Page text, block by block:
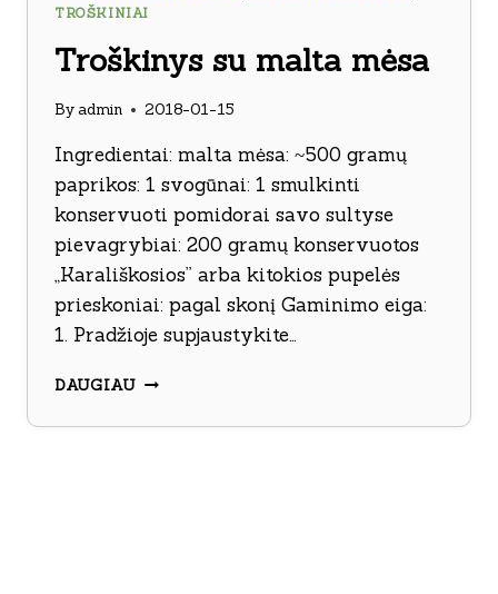
TROŠKINIAI
Troškinys su malta mėsa
By admin 2018-01-15
Ingredientai: malta mėsa: ~500 gramų
paprikos: 1 svogūnai: 1 smulkinti
konservuoti pomidorai savo sultyse
pievagrybiai: 200 gramų konservuotos
„Karališkosios” arba kitokios pupelės
prieskoniai: pagal skonį Gaminimo eiga:
1. Pradžioje supjaustykite…
DAUGIAUTROŠKINYS
MALTA